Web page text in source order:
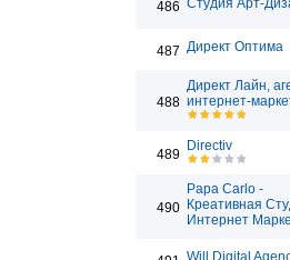
486 Студия Арт-
487 Директ Оптима
488
Директ Лайн,
интернет-
489
Directiv
490
Papa Carlo -
Креативная
Интернет
Will Digital